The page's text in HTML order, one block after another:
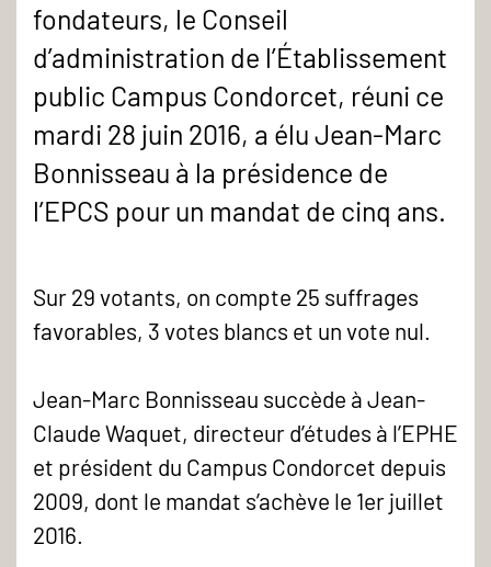
fondateurs, le Conseil
d’administration de l’Établissement
public Campus Condorcet, réuni ce
mardi 28 juin 2016, a élu Jean-Marc
Bonnisseau à la présidence de
l’EPCS pour un mandat de cinq ans.
Sur 29 votants, on compte 25 suffrages
favorables, 3 votes blancs et un vote nul.
Jean-Marc Bonnisseau succède à Jean-
Claude Waquet, directeur d’études à l’EPHE
et président du Campus Condorcet depuis
2009, dont le mandat s’achève le 1er juillet
2016.